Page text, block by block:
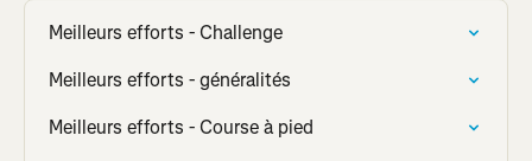
Meilleurs efforts - Challenge
Meilleurs efforts - généralités
Meilleurs efforts - Course à pied